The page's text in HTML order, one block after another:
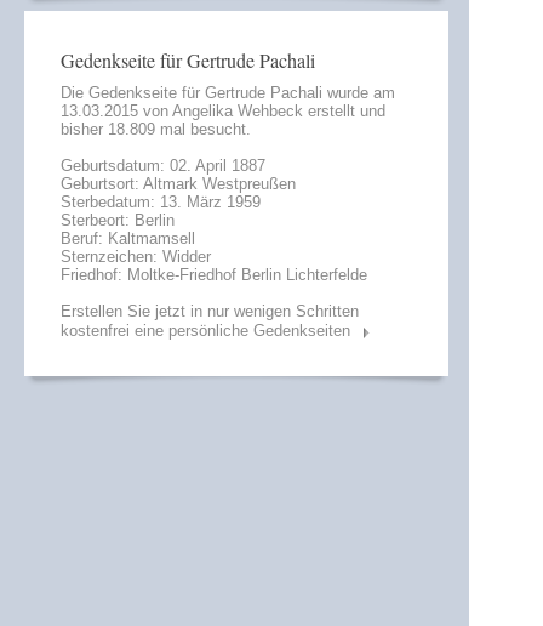
Gedenkseite für Gertrude Pachali
Die Gedenkseite für Gertrude Pachali wurde am
13.03.2015 von Angelika Wehbeck erstellt und
bisher 18.809 mal besucht.
Geburtsdatum: 02. April 1887
Geburtsort: Altmark Westpreußen
Sterbedatum: 13. März 1959
Sterbeort: Berlin
Beruf: Kaltmamsell
Sternzeichen: Widder
Friedhof: Moltke-Friedhof Berlin Lichterfelde
Erstellen Sie jetzt in nur wenigen Schritten
kostenfrei eine persönliche Gedenkseiten